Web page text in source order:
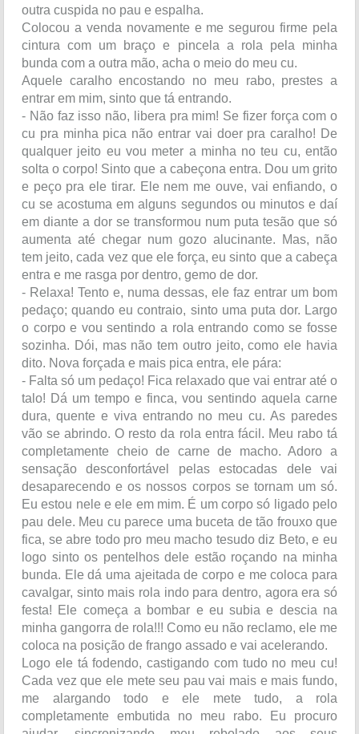
outra cuspida no pau e espalha.
Colocou a venda novamente e me segurou firme pela
cintura com um braço e pincela a rola pela minha
bunda com a outra mão, acha o meio do meu cu.
Aquele caralho encostando no meu rabo, prestes a
entrar em mim, sinto que tá entrando.
- Não faz isso não, libera pra mim! Se fizer força com o
cu pra minha pica não entrar vai doer pra caralho! De
qualquer jeito eu vou meter a minha no teu cu, então
solta o corpo! Sinto que a cabeçona entra. Dou um grito
e peço pra ele tirar. Ele nem me ouve, vai enfiando, o
cu se acostuma em alguns segundos ou minutos e daí
em diante a dor se transformou num puta tesão que só
aumenta até chegar num gozo alucinante. Mas, não
tem jeito, cada vez que ele força, eu sinto que a cabeça
entra e me rasga por dentro, gemo de dor.
- Relaxa! Tento e, numa dessas, ele faz entrar um bom
pedaço; quando eu contraio, sinto uma puta dor. Largo
o corpo e vou sentindo a rola entrando como se fosse
sozinha. Dói, mas não tem outro jeito, como ele havia
dito. Nova forçada e mais pica entra, ele pára:
- Falta só um pedaço! Fica relaxado que vai entrar até o
talo! Dá um tempo e finca, vou sentindo aquela carne
dura, quente e viva entrando no meu cu. As paredes
vão se abrindo. O resto da rola entra fácil. Meu rabo tá
completamente cheio de carne de macho. Adoro a
sensação desconfortável pelas estocadas dele vai
desaparecendo e os nossos corpos se tornam um só.
Eu estou nele e ele em mim. É um corpo só ligado pelo
pau dele. Meu cu parece uma buceta de tão frouxo que
fica, se abre todo pro meu macho tesudo diz Beto, e eu
logo sinto os pentelhos dele estão roçando na minha
bunda. Ele dá uma ajeitada de corpo e me coloca para
cavalgar, sinto mais rola indo para dentro, agora era só
festa! Ele começa a bombar e eu subia e descia na
minha gangorra de rola!!! Como eu não reclamo, ele me
coloca na posição de frango assado e vai acelerando.
Logo ele tá fodendo, castigando com tudo no meu cu!
Cada vez que ele mete seu pau vai mais e mais fundo,
me alargando todo e ele mete tudo, a rola
completamente embutida no meu rabo. Eu procuro